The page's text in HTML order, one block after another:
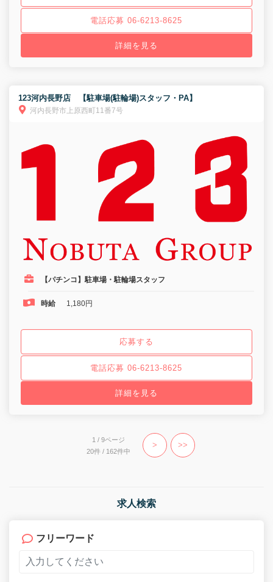
電話応募 06-6213-8625
詳細を見る
123河内長野店 【駐車場(駐輪場)スタッフ・PA】
河内長野市上原西町11番7号
【パチンコ】駐車場・駐輪場スタッフ
時給 1,180円
応募する
電話応募 06-6213-8625
詳細を見る
1 / 9ページ
20件 / 162件中
> >>
求人検索
フリーワード